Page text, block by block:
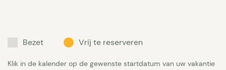
Bezet Vrij te reserveren
Klik in de kalender op de gewenste startdatum van uw vakantie